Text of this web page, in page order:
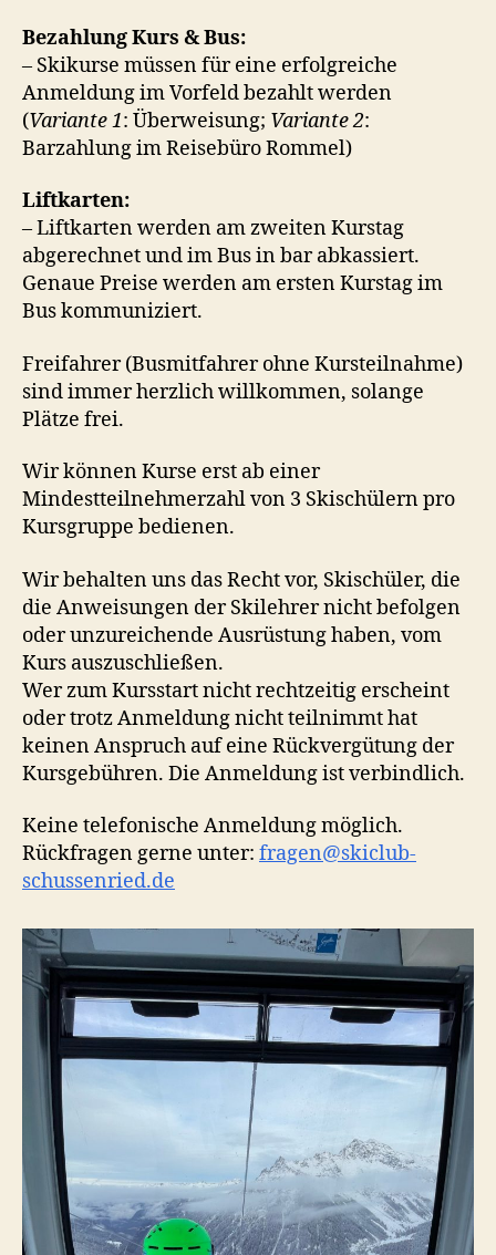
Bezahlung Kurs & Bus:
– Skikurse müssen für eine erfolgreiche
Anmeldung im Vorfeld bezahlt werden
(Variante 1: Überweisung; Variante 2:
Barzahlung im Reisebüro Rommel)
Liftkarten:
– Liftkarten werden am zweiten Kurstag
abgerechnet und im Bus in bar abkassiert.
Genaue Preise werden am ersten Kurstag im
Bus kommuniziert.
Freifahrer (Busmitfahrer ohne Kursteilnahme)
sind immer herzlich willkommen, solange
Plätze frei.
Wir können Kurse erst ab einer
Mindestteilnehmerzahl von 3 Skischülern pro
Kursgruppe bedienen.
Wir behalten uns das Recht vor, Skischüler, die
die Anweisungen der Skilehrer nicht befolgen
oder unzureichende Ausrüstung haben, vom
Kurs auszuschließen.
Wer zum Kursstart nicht rechtzeitig erscheint
oder trotz Anmeldung nicht teilnimmt hat
keinen Anspruch auf eine Rückvergütung der
Kursgebühren. Die Anmeldung ist verbindlich.
Keine telefonische Anmeldung möglich.
Rückfragen gerne unter: fragen@skiclub-
schussenried.de